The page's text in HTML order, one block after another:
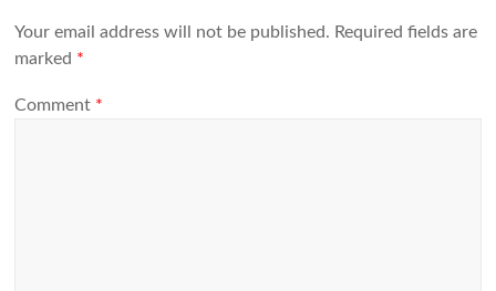
Your email address will not be published. Required fields are
marked *
Comment *